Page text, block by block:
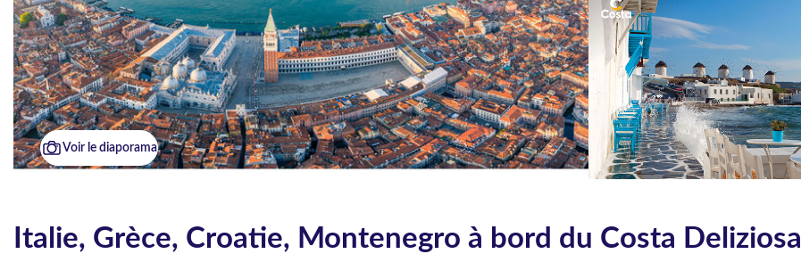
Voir le diaporama
Italie, Grèce, Croatie, Montenegro à bord du Costa Deliziosa